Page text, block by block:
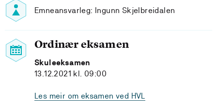
Emneansvarleg: Ingunn Skjelbreidalen
Ordinær eksamen
Skuleeksamen
13.12.2021 kl. 09:00
Les meir om eksamen ved HVL